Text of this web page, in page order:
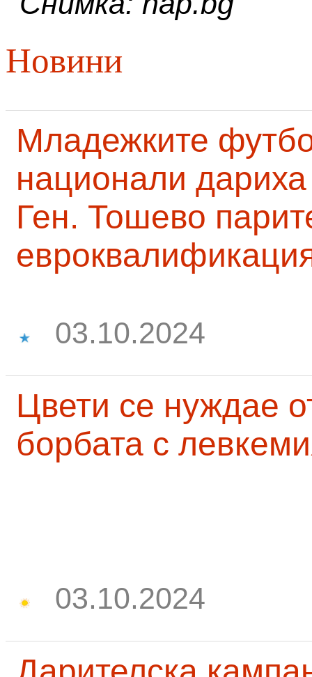
Новини
Младежките
национали
Ген. Тошево
03.10.2024
Цвети се нуждае
борбата с
03.10.2024